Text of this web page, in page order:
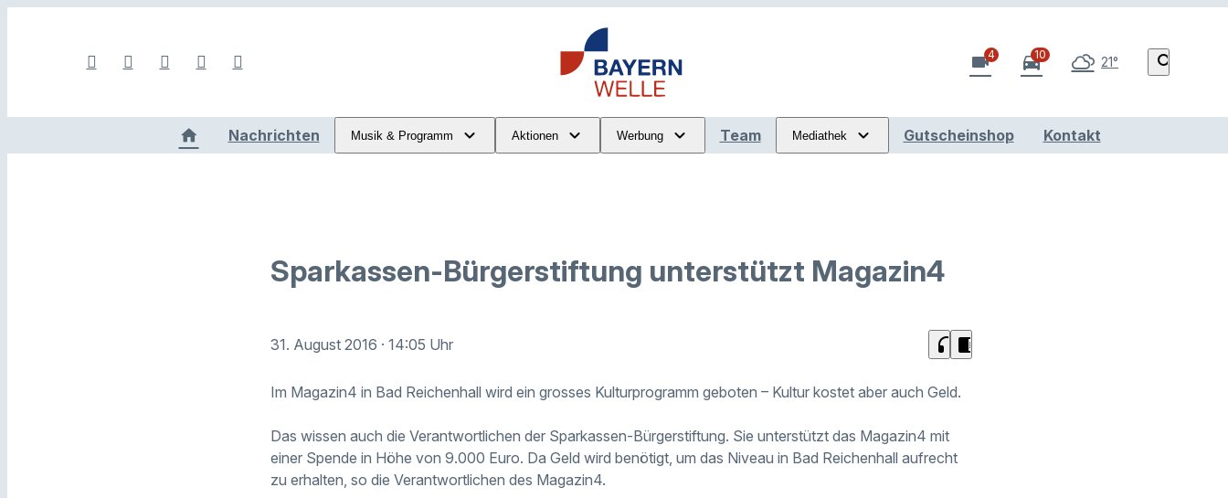
videocam4 directions_car
10 21° search
Nachrichten Musik & Programm Aktionen Werbung Team Mediathek Gutscheinshop Kontakt
Sparkassen-Bürgerstiftung unterstützt Magazin4
31. August 2016 · 14:05 Uhr headphones chrome_reader_mode
Im Magazin4 in Bad Reichenhall wird ein grosses Kulturprogramm geboten – Kultur kostet aber auch Geld.
Das wissen auch die Verantwortlichen der Sparkassen-Bürgerstiftung. Sie unterstützt das Magazin4 mit
einer Spende in Höhe von 9.000 Euro. Da Geld wird benötigt, um das Niveau in Bad Reichenhall aufrecht
zu erhalten, so die Verantwortlichen des Magazin4.